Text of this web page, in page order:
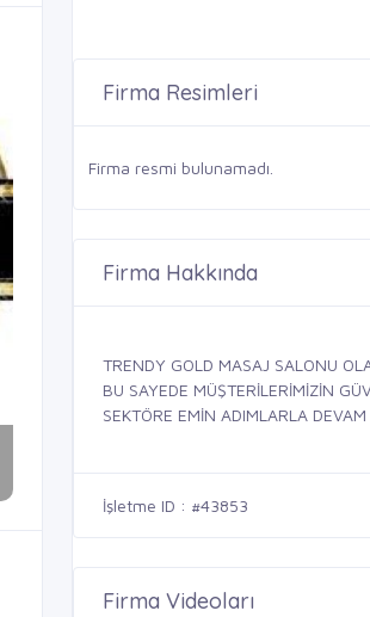
Firma Resimleri
Firma resmi bulunamadı.
Firma Hakkında
TRENDY GOLD MASAJ SALONU
BU SAYEDE MÜŞTERİLERİMİZİN
SEKTÖRE EMİN ADIMLARLA DEVAM
İşletme ID : #43853
Firma Videoları